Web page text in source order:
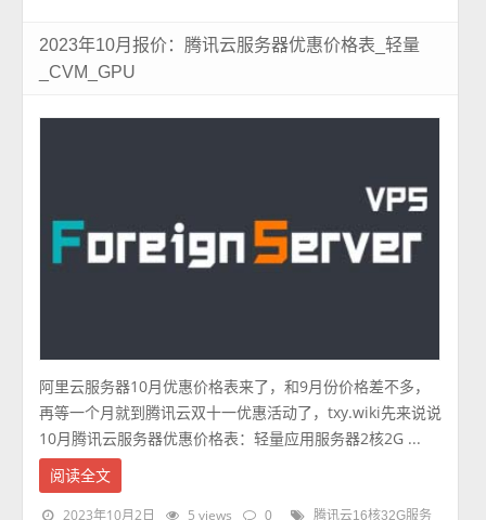
2023年10月报价：腾讯云服务器优惠价格表_轻量
_CVM_GPU
阿里云服务器10月优惠价格表来了，和9月份价格差不多，
再等一个月就到腾讯云双十一优惠活动了，txy.wiki先来说说
10月腾讯云服务器优惠价格表：轻量应用服务器2核2G ...
阅读全文
2023年10月2日 5 views 0
腾讯云16核32G服务